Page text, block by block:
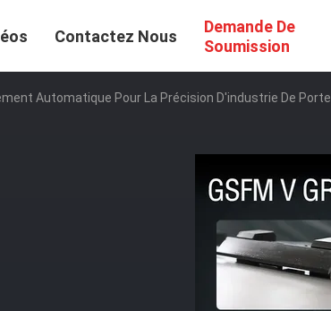
Contactez Nous
Demande De
Soumission
Automatique Pour La Précision D'industrie De Porte